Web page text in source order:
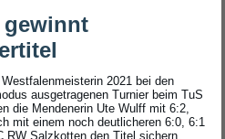
gewinnt
2021 bei den
ausgetragenen Turnier beim TuS
die Mendenerin Ute Wulff mit 6:2,
mit einem noch deutlicheren 6:0, 6:1
RW Salzkotten den Titel sichern.